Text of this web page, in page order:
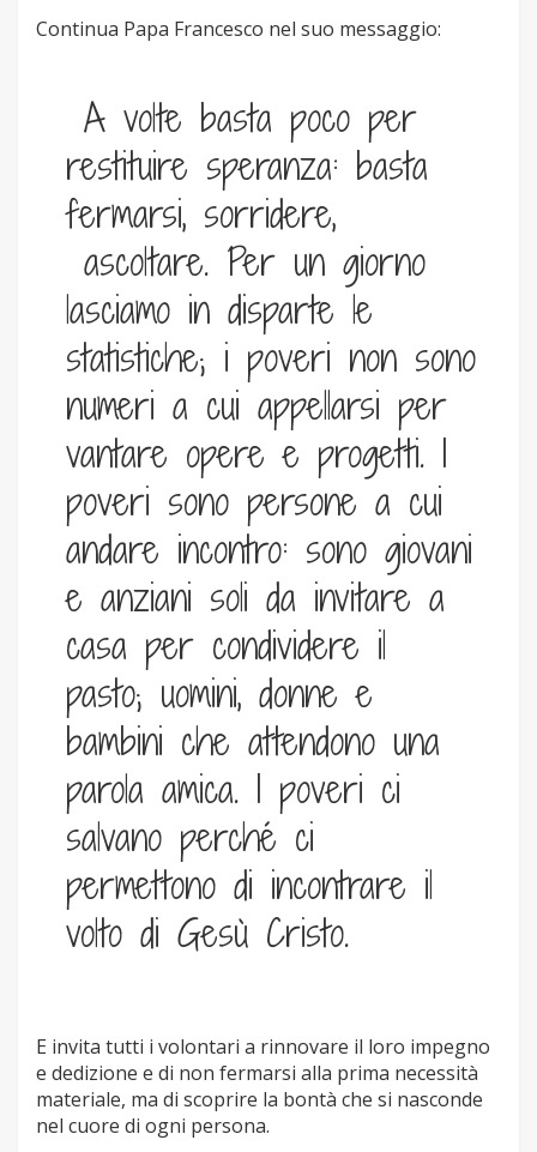
Continua Papa Francesco nel suo messaggio:
A volte basta poco per
restituire speranza: basta
fermarsi, sorridere,
ascoltare. Per un giorno
lasciamo in disparte le
statistiche; i poveri non sono
numeri a cui appellarsi per
vantare opere e progetti. I
poveri sono persone a cui
andare incontro: sono giovani
e anziani soli da invitare a
casa per condividere il
pasto; uomini, donne e
bambini che attendono una
parola amica. I poveri ci
salvano perché ci
permettono di incontrare il
volto di Gesù Cristo.
E invita tutti i volontari a rinnovare il loro impegno
e dedizione e di non fermarsi alla prima necessità
materiale, ma di scoprire la bontà che si nasconde
nel cuore di ogni persona.